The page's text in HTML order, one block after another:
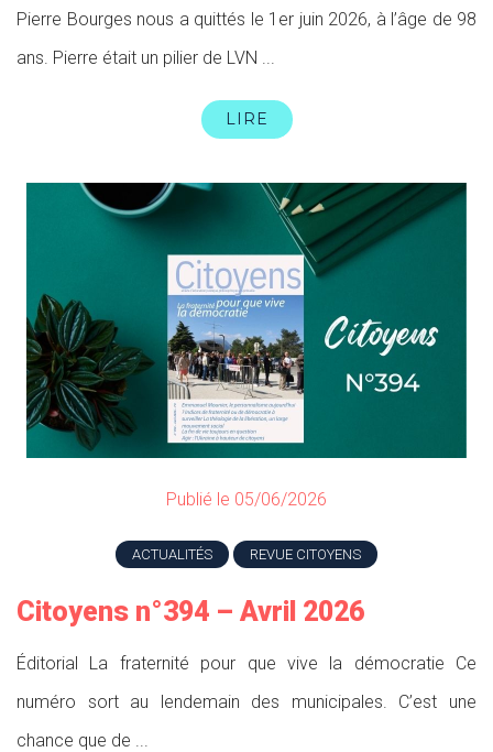
Pierre Bourges nous a quittés le 1er juin 2026, à l’âge de 98
ans. Pierre était un pilier de LVN ...
LIRE
Publié le 05/06/2026
ACTUALITÉS REVUE CITOYENS
Citoyens n°394 – Avril 2026
Éditorial La fraternité pour que vive la démocratie Ce
numéro sort au lendemain des municipales. C’est une
chance que de ...